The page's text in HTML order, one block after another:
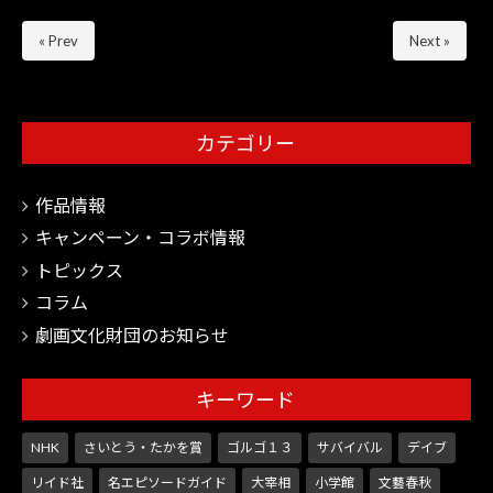
« Prev Next »
カテゴリー
作品情報
キャンペーン・コラボ情報
トピックス
コラム
劇画文化財団のお知らせ
キーワード
NHK さいとう・たかを賞 ゴルゴ１３ サバイバル デイブ
リイド社 名エピソードガイド 大宰相 小学館 文藝春秋